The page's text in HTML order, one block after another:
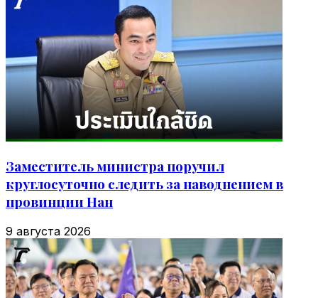
Заместитель министра поручил
круглосуточно следить за наводнением в
провинции Нан
9 августа 2026